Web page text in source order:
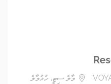
މާލެ ސިޓީ، ހުޅުމާލެ